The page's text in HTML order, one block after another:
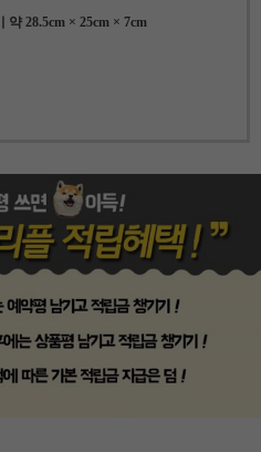
약 28.5cm × 25cm × 7cm